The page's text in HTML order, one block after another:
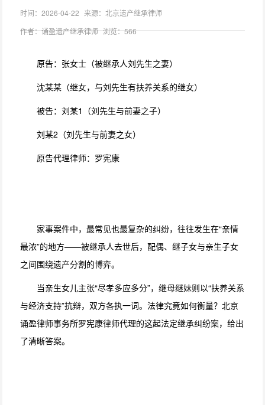
时间：2026-04-22 来源：北京遗产继承律师
作者：诵盈遗产继承律师 浏览：566
原告：张女士（被继承人刘先生之妻）
沈某某（继女，与刘先生有扶养关系的继女）
被告：刘某1（刘先生与前妻之子）
刘某2（刘先生与前妻之女）
原告代理律师：罗宪康
家事案件中，最常见也最复杂的纠纷，往往发生在“亲情
最浓”的地方——被继承人去世后，配偶、继子女与亲生子女
之间围绕遗产分割的博弈。
当亲生女儿主张“尽孝多应多分”，继母继妹则以“扶养关系
与经济支持”抗辩，双方各执一词。法律究竟如何衡量？北京
诵盈律师事务所罗宪康律师代理的这起法定继承纠纷案，给出
了清晰答案。